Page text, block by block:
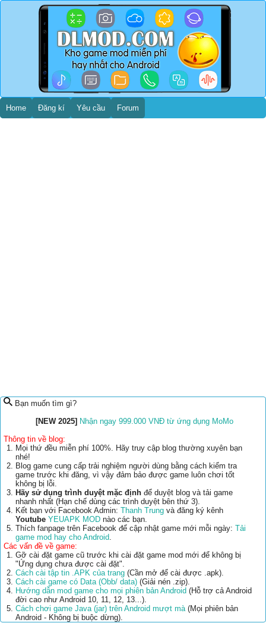
Home Đăng kí Yêu cầu Forum
Bạn muốn tìm gì?
[NEW 2025] Nhận ngay 999.000 VNĐ từ ứng dụng MoMo
Thông tin về blog:
Mọi thứ đều miễn phí 100%. Hãy truy cập blog thường xuyên bạn
nhé!
Blog game cung cấp trải nghiệm người dùng bằng cách kiểm tra
game trước khi đăng, vì vậy đảm bảo được game luôn chơi tốt
không bị lỗi.
Hãy sử dụng trình duyệt mặc định để duyệt blog và tải game
nhanh nhất (Hạn chế dùng các trình duyệt bên thứ 3).
Kết bạn với Facebook Admin: Thanh Trung và đăng ký kênh
Youtube YEUAPK MOD nào các bạn.
Thích fanpage trên Facebook để cập nhật game mới mỗi ngày: Tải
game mod hay cho Android.
Các vấn đề về game:
Gỡ cài đặt game cũ trước khi cài đặt game mod mới để không bị
"Ứng dụng chưa được cài đặt".
Cách cài tập tin .APK của trang (Cần mở để cài được .apk).
Cách cài game có Data (Obb/ data) (Giải nén .zip).
Hướng dẫn mod game cho mọi phiên bản Android (Hỗ trợ cả Android
đời cao như Android 10, 11, 12, 13...).
Cách chơi game Java (jar) trên Android mượt mà(Mọi phiên bản
Android - Không bị buộc dừng).